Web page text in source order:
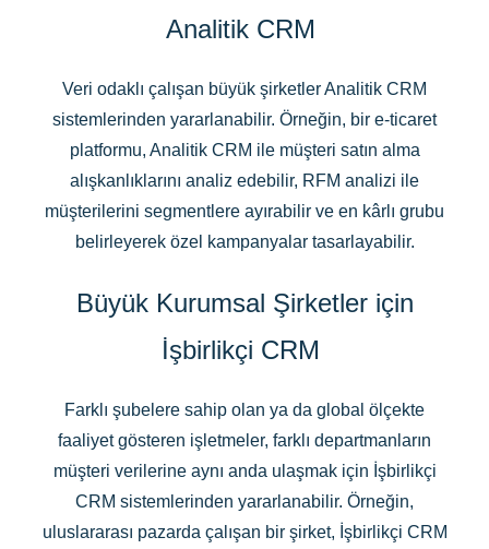
Analitik CRM
Veri odaklı çalışan büyük şirketler Analitik CRM
sistemlerinden yararlanabilir. Örneğin, bir e-ticaret
platformu, Analitik CRM ile müşteri satın alma
alışkanlıklarını analiz edebilir, RFM analizi ile
müşterilerini segmentlere ayırabilir ve en kârlı grubu
belirleyerek özel kampanyalar tasarlayabilir.
Büyük Kurumsal Şirketler için
İşbirlikçi CRM
Farklı şubelere sahip olan ya da global ölçekte
faaliyet gösteren işletmeler, farklı departmanların
müşteri verilerine aynı anda ulaşmak için İşbirlikçi
CRM sistemlerinden yararlanabilir. Örneğin,
uluslararası pazarda çalışan bir şirket, İşbirlikçi CRM